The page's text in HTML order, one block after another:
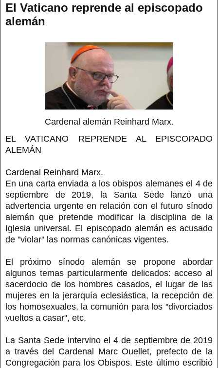
El Vaticano reprende al episcopado
alemán
Cardenal alemán Reinhard Marx.
EL VATICANO REPRENDE AL EPISCOPADO
ALEMÁN
Cardenal Reinhard Marx.
En una carta enviada a los obispos alemanes el 4 de
septiembre de 2019, la Santa Sede lanzó una
advertencia urgente en relación con el futuro sínodo
alemán que pretende modificar la disciplina de la
Iglesia universal. El episcopado alemán es acusado
de "violar" las normas canónicas vigentes.
El próximo sínodo alemán se propone abordar
algunos temas particularmente delicados: acceso al
sacerdocio de los hombres casados, el lugar de las
mujeres en la jerarquía eclesiástica, la recepción de
los homosexuales, la comunión para los "divorciados
vueltos a casar", etc.
La Santa Sede intervino el 4 de septiembre de 2019
a través del Cardenal Marc Ouellet, prefecto de la
Congregación para los Obispos. Este último escribió